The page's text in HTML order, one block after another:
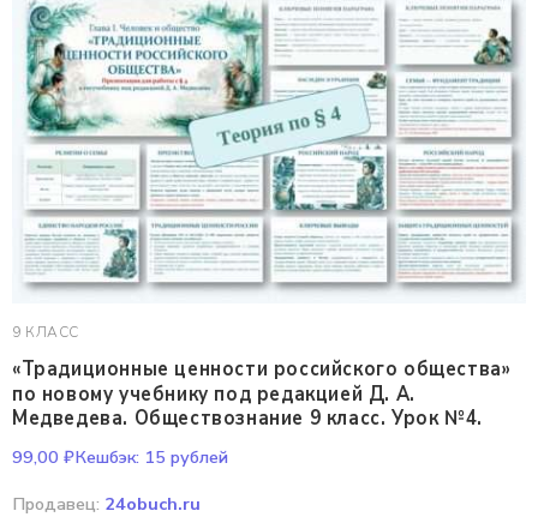
9 КЛАСС
«Традиционные ценности российского общества»
по новому учебнику под редакцией Д. А.
Медведева. Обществознание 9 класс. Урок №4.
99,00 ₽Кешбэк: 15 рублей
Продавец: 24obuch.ru